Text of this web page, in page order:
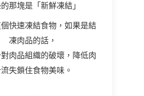
那塊是「新鮮凍結」
快速凍結食物，如果是結
凍肉品的話，
肉品組織的破壞，降低肉
失鎖住食物美味。